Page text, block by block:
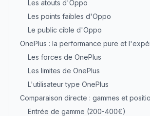
Les atouts d'Oppo
Les points faibles d'Oppo
Le public cible d'Oppo
OnePlus : la performance pure et
Les forces de OnePlus
Les limites de OnePlus
L'utilisateur type OnePlus
Comparaison directe : gammes et
Entrée de gamme (200-400€)